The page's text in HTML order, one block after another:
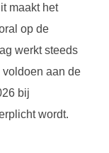
maakt het
op de
werkt steeds
aan de
bij
wordt.